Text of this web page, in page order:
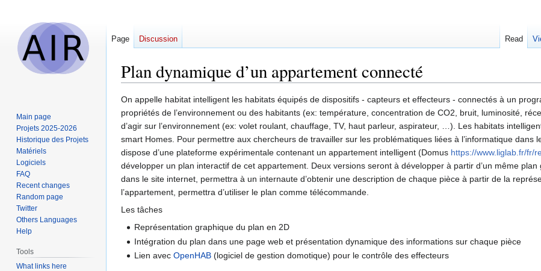
Plan dynamique d’un appartement connecté
Jump
to
navigation
Jump
to
search
On appelle habitat intelligent les habitats équipés de dispositifs - capteurs et effecteurs - connectés à un
propriétés de l’environnement ou des habitants (ex: température, concentration de CO2, bruit, luminosité,
d’agir sur l’environnement (ex: volet roulant, chauffage, TV, haut parleur, aspirateur, …). Les habitats
smart Homes. Pour permettre aux chercheurs de travailler sur les problématiques liées à l’informatique dans
dispose d’une plateforme expérimentale contenant un appartement intelligent (Domus https://www.liglab.fr/fr/
développer un plan interactif de cet appartement. Deux versions seront à développer à partir d’un même
dans le site internet, permettra à un internaute d’obtenir une description de chaque pièce à partir de la
l’appartement, permettra d’utiliser le plan comme télécommande.
Les tâches
Représentation graphique du plan en 2D
Intégration du plan dans une page web et présentation dynamique des informations sur chaque pièce
Lien avecOpenHAB (logiciel de gestion domotique) pour le contrôle des effecteurs
Page Discussion Read
Main page
Projets 2025-2026
Historique des Projets
Matériels
Logiciels
FAQ
Recent changes
Random page
Twitter
Others Languages
Help
Tools
What links here